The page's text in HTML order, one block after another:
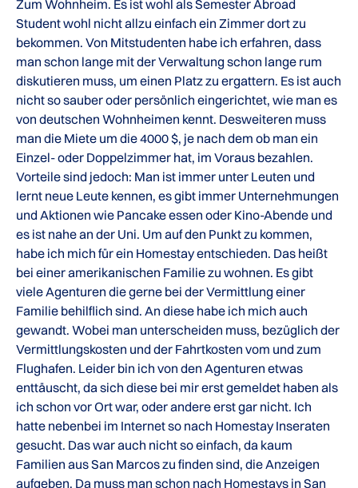
Zum Wohnheim. Es ist wohl als Semester Abroad
Student wohl nicht allzu einfach ein Zimmer dort zu
bekommen. Von Mitstudenten habe ich erfahren, dass
man schon lange mit der Verwaltung schon lange rum
diskutieren muss, um einen Platz zu ergattern. Es ist auch
nicht so sauber oder persönlich eingerichtet, wie man es
von deutschen Wohnheimen kennt. Desweiteren muss
man die Miete um die 4000 $, je nach dem ob man ein
Einzel- oder Doppelzimmer hat, im Voraus bezahlen.
Vorteile sind jedoch: Man ist immer unter Leuten und
lernt neue Leute kennen, es gibt immer Unternehmungen
und Aktionen wie Pancake essen oder Kino-Abende und
es ist nahe an der Uni. Um auf den Punkt zu kommen,
habe ich mich für ein Homestay entschieden. Das heißt
bei einer amerikanischen Familie zu wohnen. Es gibt
viele Agenturen die gerne bei der Vermittlung einer
Familie behilflich sind. An diese habe ich mich auch
gewandt. Wobei man unterscheiden muss, bezüglich der
Vermittlungskosten und der Fahrtkosten vom und zum
Flughafen. Leider bin ich von den Agenturen etwas
enttäuscht, da sich diese bei mir erst gemeldet haben als
ich schon vor Ort war, oder andere erst gar nicht. Ich
hatte nebenbei im Internet so nach Homestay Inseraten
gesucht. Das war auch nicht so einfach, da kaum
Familien aus San Marcos zu finden sind, die Anzeigen
aufgeben. Da muss man schon nach Homestays in San